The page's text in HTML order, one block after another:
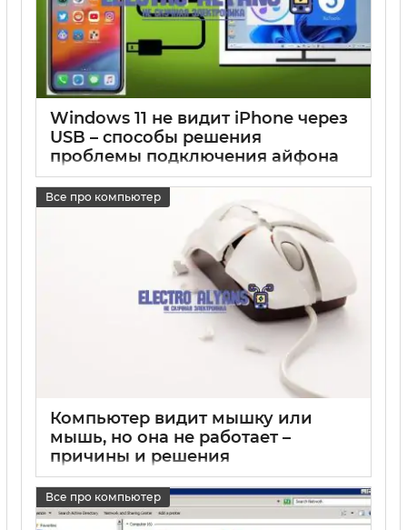
Windows 11 не видит iPhone через
USB – способы решения
проблемы подключения айфона
Все про компьютер
Компьютер видит мышку или
мышь, но она не работает –
причины и решения
Все про компьютер